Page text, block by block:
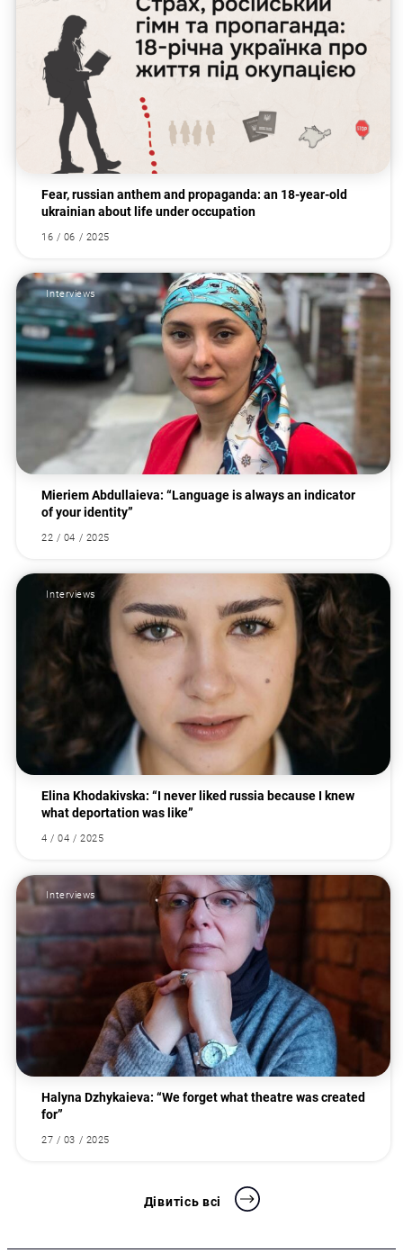
Fear, russian anthem and propaganda: an 18-year-old
ukrainian about life under occupation
16 / 06 / 2025
Interviews
Mieriem Abdullaieva: “Language is always an indicator
of your identity”
22 / 04 / 2025
Interviews
Elina Khodakivska: “I never liked russia because I knew
what deportation was like”
4 / 04 / 2025
Interviews
Halyna Dzhykaieva: “We forget what theatre was created
for”
27 / 03 / 2025
Дівитісь всі